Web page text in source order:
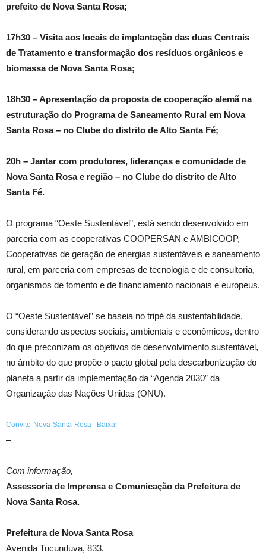
prefeito de Nova Santa Rosa;
17h30 – Visita aos locais de implantação das duas Centrais
de Tratamento e transformação dos resíduos orgânicos e
biomassa de Nova Santa Rosa;
18h30 – Apresentação da proposta de cooperação alemã na
estruturação do Programa de Saneamento Rural em Nova
Santa Rosa – no Clube do distrito de Alto Santa Fé;
20h – Jantar com produtores, lideranças e comunidade de
Nova Santa Rosa e região – no Clube do distrito de Alto
Santa Fé.
O programa “Oeste Sustentável”, está sendo desenvolvido em
parceria com as cooperativas COOPERSAN e AMBICOOP,
Cooperativas de geração de energias sustentáveis e saneamento
rural, em parceria com empresas de tecnologia e de consultoria,
organismos de fomento e de financiamento nacionais e europeus.
O “Oeste Sustentável” se baseia no tripé da sustentabilidade,
considerando aspectos sociais, ambientais e econômicos, dentro
do que preconizam os objetivos de desenvolvimento sustentável,
no âmbito do que propõe o pacto global pela descarbonização do
planeta a partir da implementação da “Agenda 2030” da
Organização das Nações Unidas (ONU).
Convite-Nova-Santa-Rosa Baixar
–
Com informação,
Assessoria de Imprensa e Comunicação da Prefeitura de
Nova Santa Rosa.
Prefeitura de Nova Santa Rosa
Avenida Tucunduva, 833.